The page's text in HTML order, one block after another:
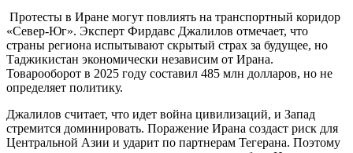
Протесты в Иране могут повлиять на транспортный коридор
«Север-Юг». Эксперт Фирдавс Джалилов отмечает, что
страны региона испытывают скрытый страх за будущее, но
Таджикистан экономически независим от Ирана.
Товарооборот в 2025 году составил 485 млн долларов, но не
определяет политику.
Джалилов считает, что идет война цивилизаций, и Запад
стремится доминировать. Поражение Ирана создаст риск для
Центральной Азии и ударит по партнерам Тегерана. Поэтому